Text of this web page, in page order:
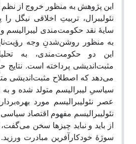
این پژوهش به منظور خروج از
نئولیبرال، تربیتِ اخلاقی نیگل
سایۀ نقد حکومتمندی لیبرالیسم
به منظور روشنشدنِ وجه رؤیت
این دو حکومتمندی، به
مثبتاندیشی پرداخته است.
میدهد که اصطلاح مثبتاندیشی
سیاسیِ لیبرالیسم متولد شده و به
عصر نئولیبرالیسم مورد بهره
نئولیبرالیسم مفهوم اقتصاد
از باید و نباید چیزها سخن میگفت،
سوژۀ خودکارآفرین مبادرت